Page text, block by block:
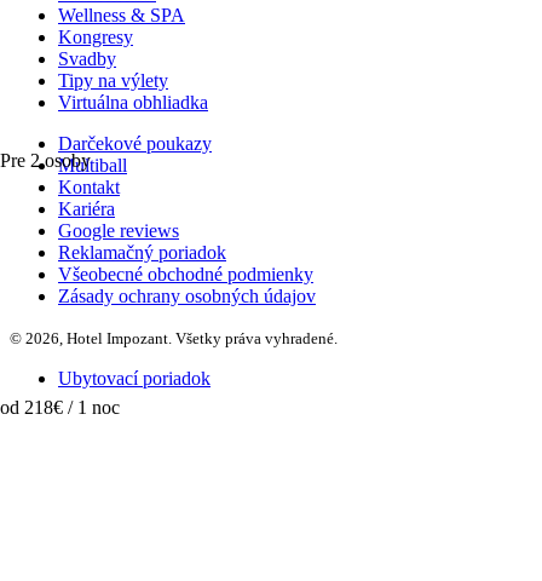
Pre 2 osoby
od 218€ / 1 noc
Wellness & SPA
Kongresy
Svadby
Tipy na výlety
Virtuálna obhliadka
Darčekové poukazy
Multiball
Kontakt
Kariéra
Google reviews
Reklamačný poriadok
Všeobecné obchodné podmienky
Zásady ochrany osobných údajov
© 2026, Hotel Impozant. Všetky práva vyhradené.
Ubytovací poriadok